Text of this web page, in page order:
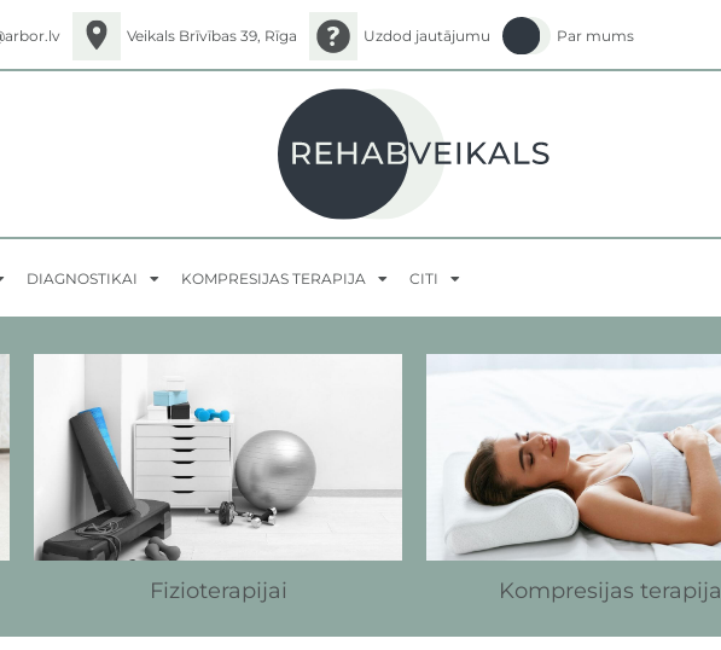
Veikals Brīvības 39, Rīga Uzdod jautājumu Par mums
DIAGNOSTIKAI KOMPRESIJAS TERAPIJA CITI
Fizioterapijai Kompresijas terapija